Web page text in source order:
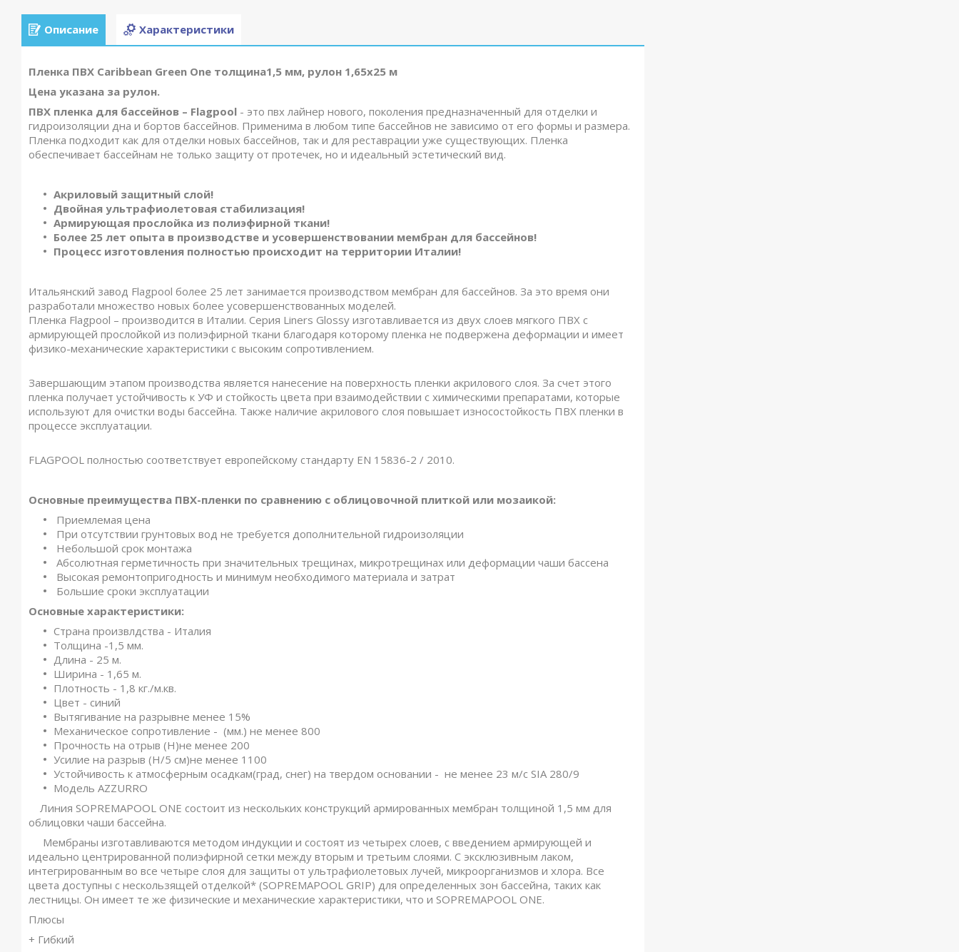
Описание Характеристики
Пленка ПВХ Caribbean Green One толщина1,5 мм, рулон 1,65х25 м
Цена указана за рулон.
ПВХ пленка для бассейнов – Flagpool - это пвх лайнер нового, поколения предназначенный для отделки и
гидроизоляции дна и бортов бассейнов. Применима в любом типе бассейнов не зависимо от его формы и размера.
Пленка подходит как для отделки новых бассейнов, так и для реставрации уже существующих. Пленка
обеспечивает бассейнам не только защиту от протечек, но и идеальный эстетический вид.
Акриловый защитный слой!
Двойная ультрафиолетовая стабилизация!
Армирующая прослойка из полиэфирной ткани!
Более 25 лет опыта в производстве и усовершенствовании мембран для бассейнов!
Процесс изготовления полностью происходит на территории Италии!
Итальянский завод Flagpool более 25 лет занимается производством мембран для бассейнов. За это время они
разработали множество новых более усовершенствованных моделей.
Пленка Flagpool – производится в Италии. Серия Liners Glossy изготавливается из двух слоев мягкого ПВХ с
армирующей прослойкой из полиэфирной ткани благодаря которому пленка не подвержена деформации и имеет
физико-механические характеристики с высоким сопротивлением.
Завершающим этапом производства является нанесение на поверхность пленки акрилового слоя. За счет этого
пленка получает устойчивость к УФ и стойкость цвета при взаимодействии с химическими препаратами, которые
используют для очистки воды бассейна. Также наличие акрилового слоя повышает износостойкость ПВХ пленки в
процессе эксплуатации.
FLAGPOOL полностью соответствует европейскому стандарту EN 15836-2 / 2010.
Основные преимущества ПВХ-пленки по сравнению с облицовочной плиткой или мозаикой:
Приемлемая цена
При отсутствии грунтовых вод не требуется дополнительной гидроизоляции
Небольшой срок монтажа
Абсолютная герметичность при значительных трещинах, микротрещинах или деформации чаши бассена
Высокая ремонтопригодность и минимум необходимого материала и затрат
Большие сроки эксплуатации
Основные характеристики:
Страна произвлдства - Италия
Толщина -1,5 мм.
Длина - 25 м.
Ширина - 1,65 м.
Плотность - 1,8 кг./м.кв.
Цвет - синий
Вытягивание на разрывне менее 15%
Механическое сопротивление - (мм.) не менее 800
Прочность на отрыв (Н)не менее 200
Усилие на разрыв (Н/5 см)не менее 1100
Устойчивость к атмосферным осадкам(град, снег) на твердом основании - не менее 23 м/с SIA 280/9
Модель AZZURRO
Линия SOPREMAPOOL ONE состоит из нескольких конструкций армированных мембран толщиной 1,5 мм для
облицовки чаши бассейна.
Мембраны изготавливаются методом индукции и состоят из четырех слоев, с введением армирующей и
идеально центрированной полиэфирной сетки между вторым и третьим слоями. С эксклюзивным лаком,
интегрированным во все четыре слоя для защиты от ультрафиолетовых лучей, микроорганизмов и хлора. Все
цвета доступны с нескользящей отделкой* (SOPREMAPOOL GRIP) для определенных зон бассейна, таких как
лестницы. Он имеет те же физические и механические характеристики, что и SOPREMAPOOL ONE.
Плюсы
+ Гибкий